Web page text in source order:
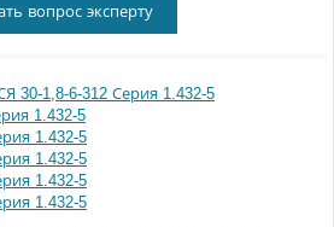
вопрос эксперту
30-1,8-6-312 Серия 1.432-5
1.432-5
1.432-5
1.432-5
1.432-5
1.432-5